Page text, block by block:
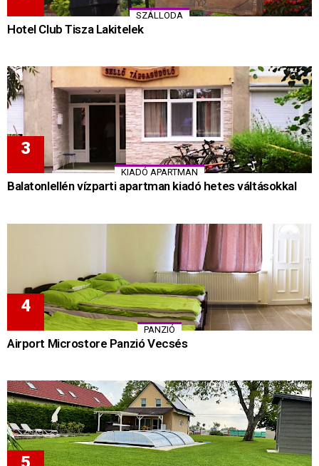
SZÁLLODA
Hotel Club Tisza Lakitelek
KIADÓ APARTMAN
Balatonlellén vízparti apartman kiadó hetes váltásokkal
PANZIÓ
Airport Microstore Panzió Vecsés